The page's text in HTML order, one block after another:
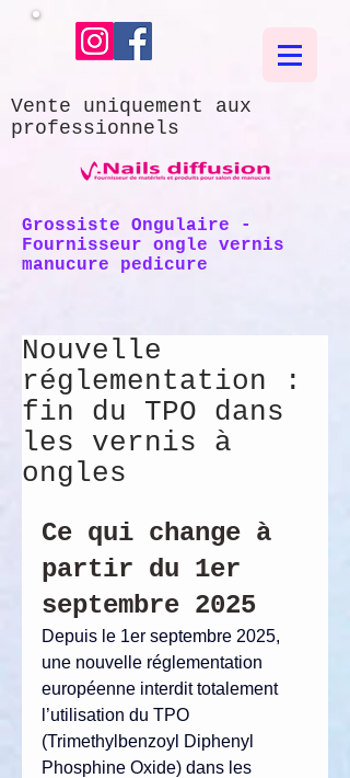
Vente uniquement aux
professionnels
Grossiste Ongulaire -
Fournisseur ongle vernis
manucure pedicure
Nouvelle
réglementation :
fin du TPO dans
les vernis à
ongles
Ce qui change à
partir du 1er
septembre 2025
Depuis le 1er septembre 2025,
une nouvelle réglementation
européenne interdit totalement
l’utilisation du TPO
(Trimethylbenzoyl Diphenyl
Phosphine Oxide) dans les